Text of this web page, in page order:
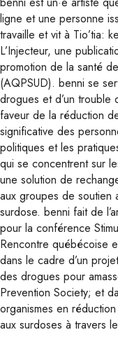
ligne et une personne
travaille et vit à Tio’tia:
L’Injecteur, une
promotion de la santé
(AQPSUD). benni se
drogues et d’un trouble
faveur de la réduction
significative des
politiques et les
qui se concentrent sur
une solution de
aux groupes de soutien
surdose. benni fait de
pour la conférence
Rencontre québécoise
dans le cadre d’un
des drogues pour
Prevention Society; et
organismes en
aux surdoses à travers